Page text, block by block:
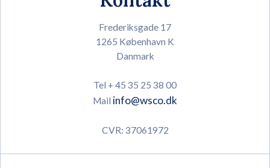
Frederiksgade 17
1265 København K
Danmark
Tel + 45 35 25 38 00
Mail info@wsco.dk
CVR: 37061972